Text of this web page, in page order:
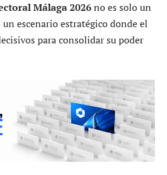
Málaga 2026no es solo un
escenario estratégico donde el
para consolidar su poder